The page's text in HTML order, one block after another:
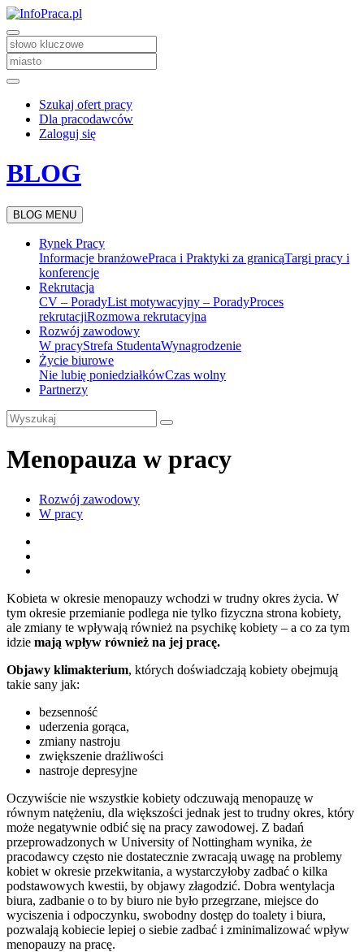
Szukaj ofert pracy
Dla pracodawców
Zaloguj się
BLOG
BLOG MENU
Rynek Pracy
Informacje branżowePraca i Praktyki za granicąTargi pracy i
konferencje
Rekrutacja
CV – PoradyList motywacyjny – PoradyProces
rekrutacjiRozmowa rekrutacyjna
Rozwój zawodowy
W pracyStrefa StudentaWynagrodzenie
Życie biurowe
Nie lubię poniedziałkówCzas wolny
Partnerzy
Menopauza w pracy
Rozwój zawodowy
W pracy
Kobieta w okresie menopauzy wchodzi w trudny okres życia. W
tym okresie przemianie podlega nie tylko fizyczna strona kobiety,
ale zmiany te wpływają również na psychikę kobiety – a co za tym
idzie mają wpływ również na jej pracę.
Objawy klimakterium, których doświadczają kobiety obejmują
takie sany jak:
bezsenność
uderzenia gorąca,
zmiany nastroju
zwiększenie drażliwości
nastroje depresyjne
Oczywiście nie wszystkie kobiety odczuwają menopauzę w
równym natężeniu, dla większości jednak jest to trudny okres, który
może negatywnie odbić się na pracy zawodowej. Z badań
przeprowadzonych w University of Nottingham wynika, że
pracodawcy często nie dostatecznie zwracają uwagę na problemy
kobiet w okresie przekwitania, a wystarczyłoby zadbać o kilka
podstawowych kwestii, by objawy złagodzić. Dobra wentylacja
biura, zadbanie o to by biuro nie było przegrzane, miejsce do
wyciszenia i odpoczynku, swobodny dostęp do toalety i biura,
pozwalają kobiecie lepiej o siebie zadbać i zminimalizować wpływ
menopauzy na pracę.